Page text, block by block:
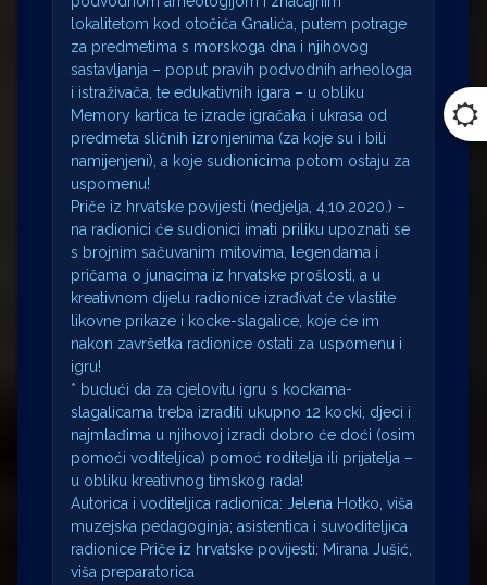
lokalitetom kod otočića Gnalića, putem potrage
za predmetima s morskoga dna i njihovog
sastavljanja – poput pravih podvodnih arheologa
i istraživača, te edukativnih igara – u obliku
Memory kartica te izrade igračaka i ukrasa od
predmeta sličnih izronjenima (za koje su i bili
namijenjeni), a koje sudionicima potom ostaju za
uspomenu!
Priče iz hrvatske povijesti (nedjelja, 4.10.2020.) –
na radionici će sudionici imati priliku upoznati se
s brojnim sačuvanim mitovima, legendama i
pričama o junacima iz hrvatske prošlosti, a u
kreativnom dijelu radionice izrađivat će vlastite
likovne prikaze i kocke-slagalice, koje će im
nakon završetka radionice ostati za uspomenu i
igru!
* budući da za cjelovitu igru s kockama-
slagalicama treba izraditi ukupno 12 kocki, djeci i
najmlađima u njihovoj izradi dobro će doći (osim
pomoći voditeljica) pomoć roditelja ili prijatelja –
u obliku kreativnog timskog rada!
Autorica i voditeljica radionica: Jelena Hotko, viša
muzejska pedagoginja; asistentica i suvoditeljica
radionice Priče iz hrvatske povijesti: Mirana Jušić,
viša preparatorica